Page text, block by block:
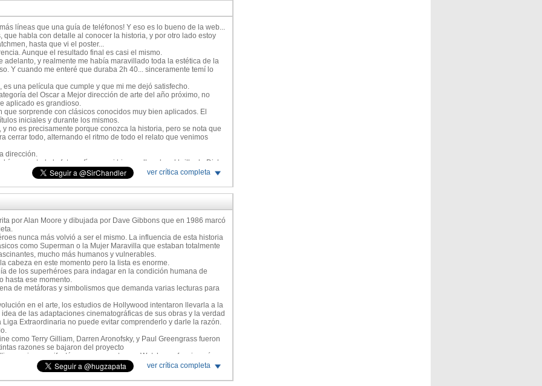
líneas que una guía de teléfonos! Y eso es lo bueno de la web...
que habla con detalle al conocer la historia, y por otro lado estoy
hasta que vi el poster...
Aunque el resultado final es casi el mismo.
adelanto, y realmente me había maravillado toda la estética de la
Y cuando me enteré que duraba 2h 40... sinceramente temí lo
es una película que cumple y que mi me dejó satisfecho.
del Oscar a Mejor dirección de arte del año próximo, no
aplicado es grandioso.
sorprende con clásicos conocidos muy bien aplicados. El
iniciales y durante los mismos.
no es precisamente porque conozca la historia, pero se nota que
cerrar todo, alternando el ritmo de todo el relato que venimos
dirección.
encantado la fotografía, que si bien no llegaba al brillo de Dick
que vi, no estaba eso, pasando a tener tonos más oscuros. No se
pero la imagen podría haber sido mejor, más acorde al
lejos estamos de una película fácil de digerir como Batman, pero
verla la van a pasar bien. Es claramente una película para
ver crítica completa
por Alan Moore y dibujada por Dave Gibbons que en 1986 marcó
nunca más volvió a ser el mismo. La influencia de esta historia
como Superman o la Mujer Maravilla que estaban totalmente
mucho más humanos y vulnerables.
cabeza en este momento pero la lista es enorme.
de los superhéroes para indagar en la condición humana de
hasta ese momento.
de metáforas y simbolismos que demanda varias lecturas para
en el arte, los estudios de Hollywood intentaron llevarla a la
de las adaptaciones cinematográficas de sus obras y la verdad
Extraordinaria no puede evitar comprenderlo y darle la razón.
como Terry Gilliam, Darren Aronofsky, y Paul Greengrass fueron
razones se bajaron del proyecto
quien manifestó en su momento que Watchmen funcionaría
del nivel de Band of Brothers, que como un largometraje.
a ver este estreno no esperé ver una buena película, sino a
totalmente aniquilada. Era el único deseo que tenía, que
ver crítica completa